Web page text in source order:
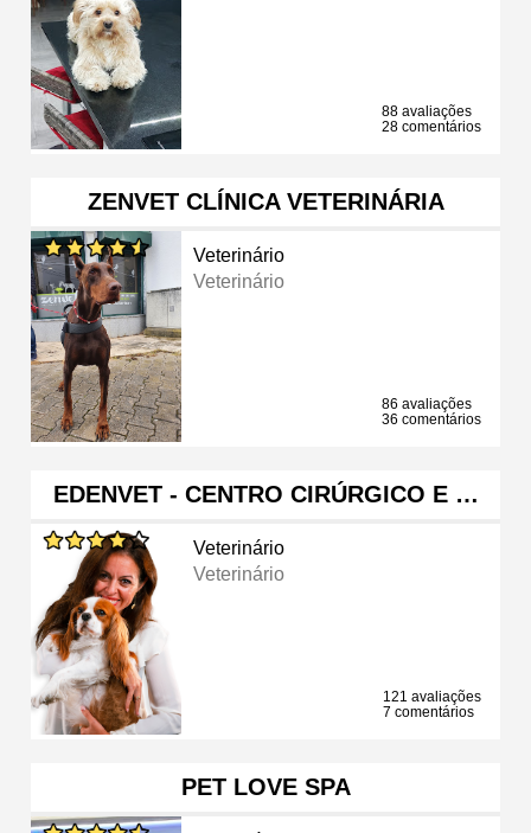
88 avaliações
28 comentários
ZENVET CLÍNICA VETERINÁRIA
Veterinário
Veterinário
86 avaliações
36 comentários
EDENVET - CENTRO CIRÚRGICO E …
Veterinário
Veterinário
121 avaliações
7 comentários
PET LOVE SPA